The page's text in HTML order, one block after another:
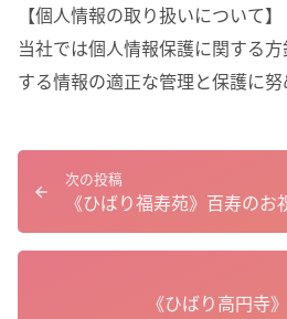
【個人情報の取り扱いについて】
当社では個人情報保護に関する
する情報の適正な管理と保護に努
《ひばり高円寺
次の投稿
《ひばり福寿苑》百寿のお